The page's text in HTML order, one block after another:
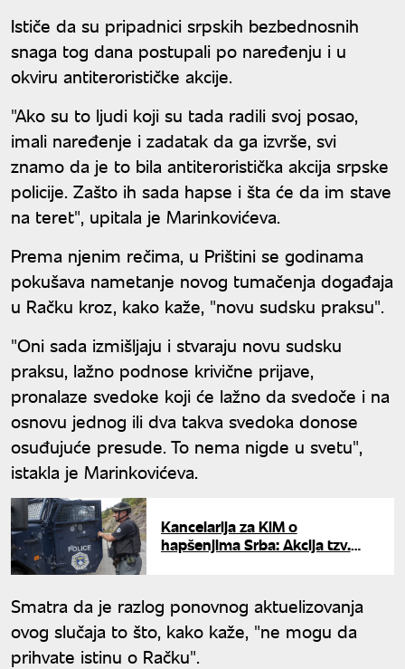
Ističe da su pripadnici srpskih bezbednosnih
snaga tog dana postupali po naređenju i u
okviru antiterorističke akcije.
"Ako su to ljudi koji su tada radili svoj posao,
imali naređenje i zadatak da ga izvrše, svi
znamo da je to bila antiteroristička akcija srpske
policije. Zašto ih sada hapse i šta će da im stave
na teret", upitala je Marinkovićeva.
Prema njenim rečima, u Prištini se godinama
pokušava nametanje novog tumačenja događaja
u Račku kroz, kako kaže, "novu sudsku praksu".
"Oni sada izmišljaju i stvaraju novu sudsku
praksu, lažno podnose krivične prijave,
pronalaze svedoke koji će lažno da svedoče i na
osnovu jednog ili dva takva svedoka donose
osuđujuće presude. To nema nigde u svetu",
istakla je Marinkovićeva.
Kancelarija za KiM o
hapšenjima Srba: Akcija tzv.
Smatra da je razlog ponovnog aktuelizovanja
ovog slučaja to što, kako kaže, "ne mogu da
prihvate istinu o Račku".